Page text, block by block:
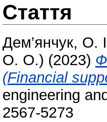
Стаття
Дем’янчук, О.
О. О.) (2023)
(Financial
engineering
2567-5273